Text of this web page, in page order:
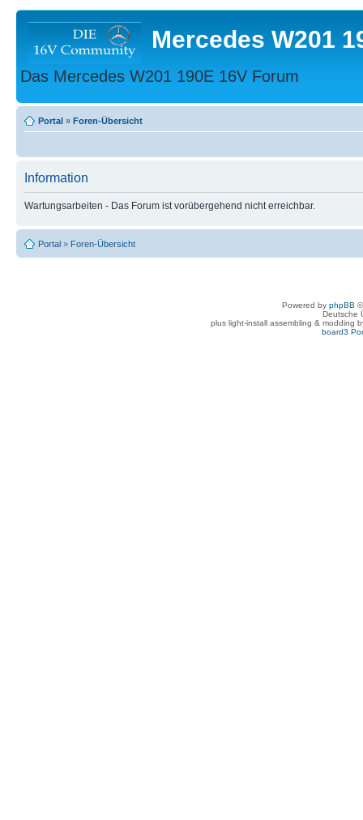
Mercedes W201
Das Mercedes W201 190E 16V Forum
Portal » Foren-Übersicht
Information
Wartungsarbeiten - Das Forum ist vorübergehend nicht erreichbar.
Portal » Foren-Übersicht
Powered by phpBB
Deutsche
plus light-install assembling & modding
board3